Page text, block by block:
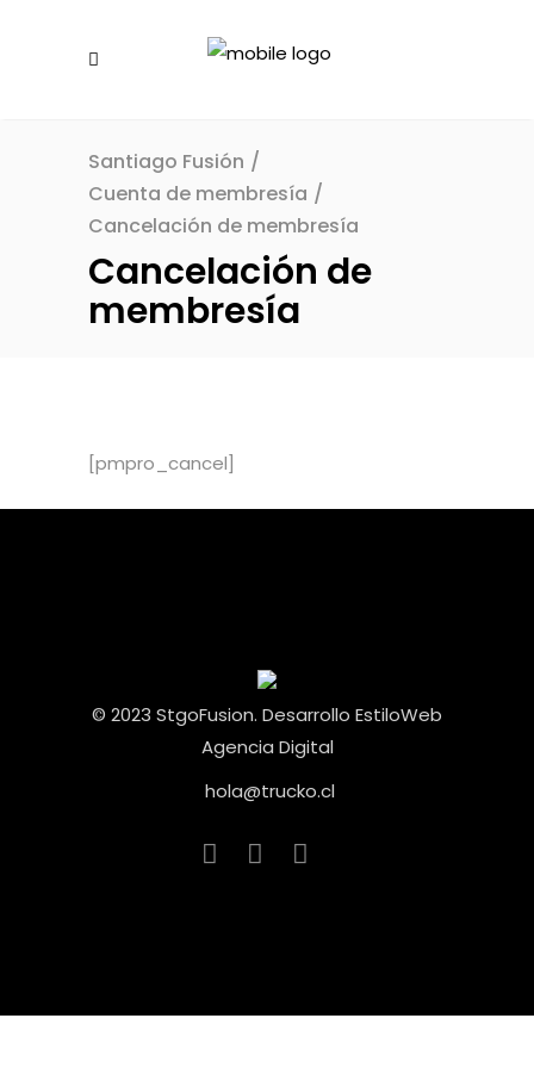
Santiago Fusión /
Cuenta de membresía /
Cancelación de membresía
Cancelación de
membresía
[pmpro_cancel]
© 2023 StgoFusion. Desarrollo EstiloWeb
Agencia Digital
hola@trucko.cl